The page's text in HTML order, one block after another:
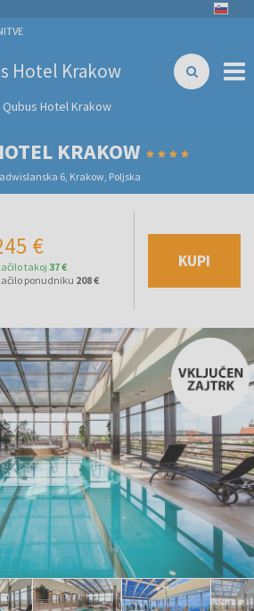
Hotel Krakow
Qubus Hotel Krakow
KRAKOW
6, Krakow, Poljska
€
takoj 37 €
ponudniku 208 €
KUPI